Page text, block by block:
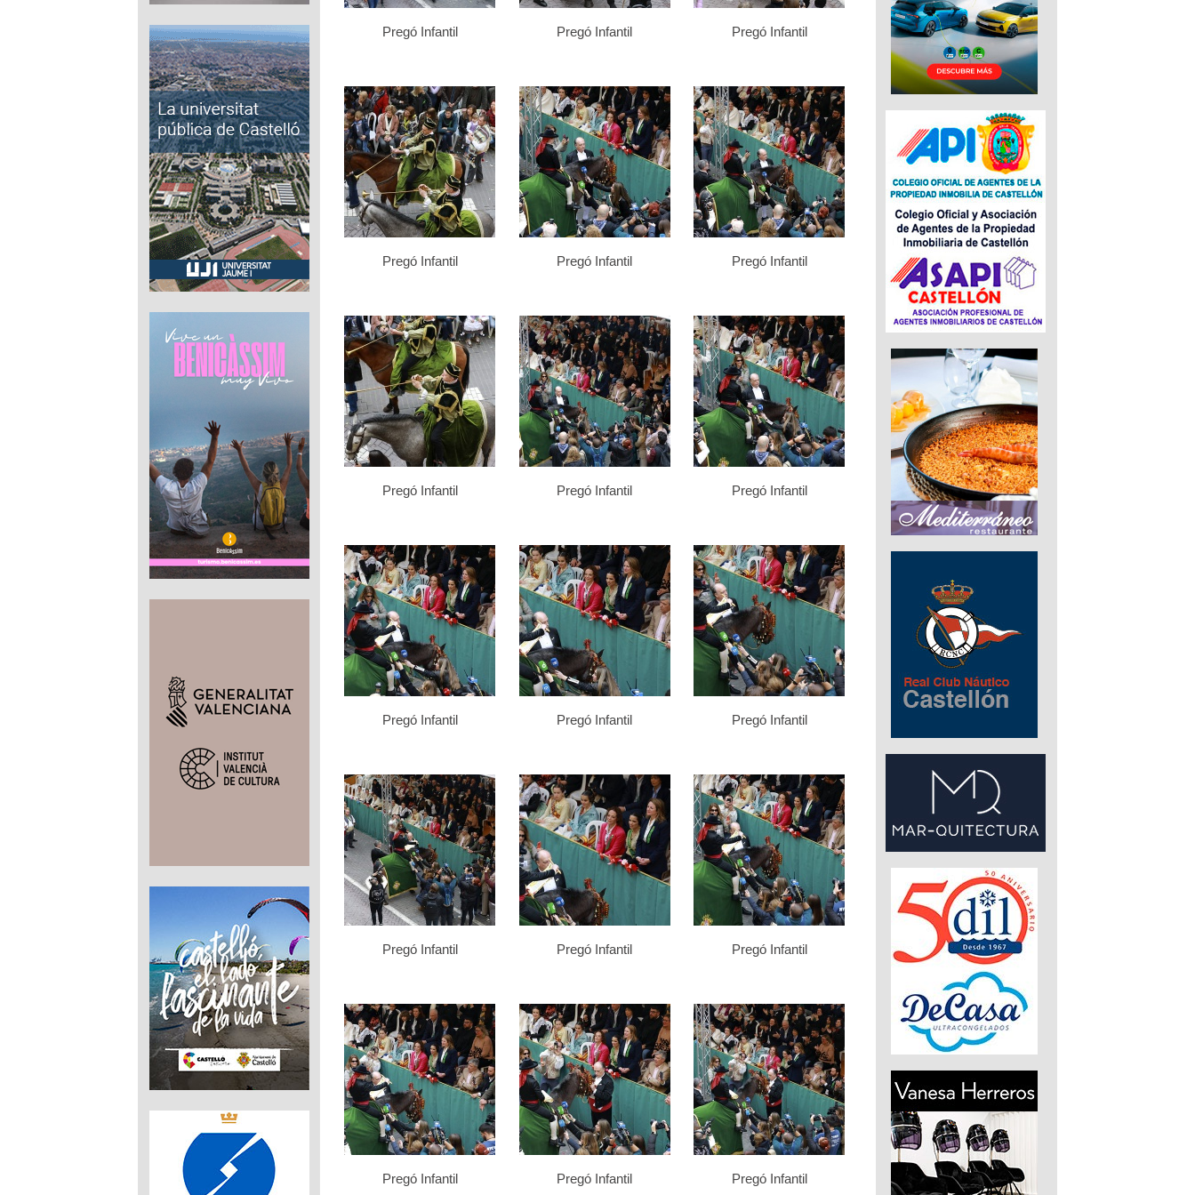
Pregó Infantil Pregó Infantil Pregó Infantil
Pregó Infantil Pregó Infantil Pregó Infantil
Pregó Infantil Pregó Infantil Pregó Infantil
Pregó Infantil Pregó Infantil Pregó Infantil
Pregó Infantil Pregó Infantil Pregó Infantil
Pregó Infantil Pregó Infantil Pregó Infantil